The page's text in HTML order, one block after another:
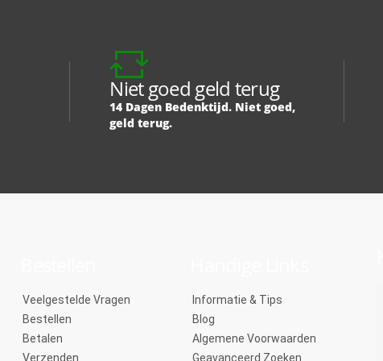
Niet goed geld terug
14 Dagen Bedenktijd. Niet goed,
geld terug.
Veelgestelde Vragen
Bestellen
Betalen
Verzenden
Informatie & Tips
Blog
Algemene Voorwaarden
Geavanceerd Zoeken